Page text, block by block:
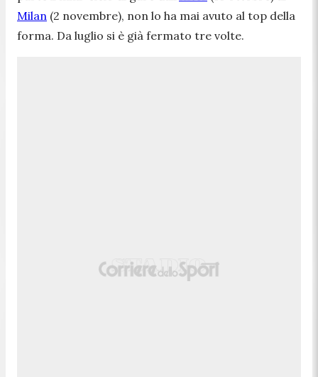
Milan (2 novembre), non lo ha mai avuto al top della
forma. Da luglio si è già fermato tre volte.